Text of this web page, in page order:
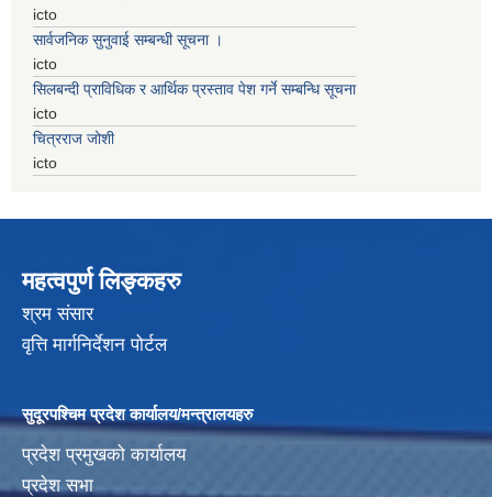
icto
सार्वजनिक सुनुवाई सम्बन्धी सूचना ।
icto
सिलबन्दी प्राविधिक र आर्थिक प्रस्ताव पेश गर्ने सम्बन्धि सूचना
icto
चित्रराज जोशी
icto
महत्वपुर्ण लिङ्कहरु
श्रम संसार
वृत्ति मार्गनिर्देशन पोर्टल
सुदूरपश्चिम प्रदेश कार्यालय/मन्त्रालयहरु
प्रदेश प्रमुखको कार्यालय
प्रदेश सभा